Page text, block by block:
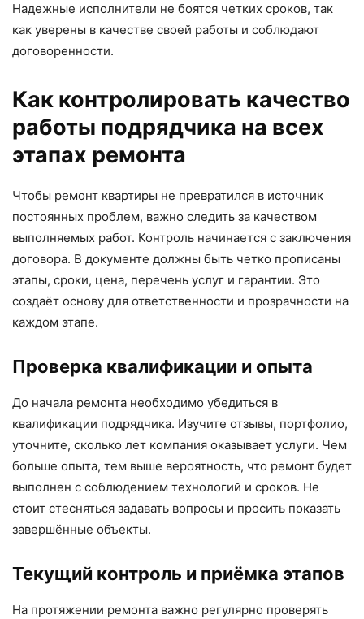
Надежные исполнители не боятся четких сроков, так
как уверены в качестве своей работы и соблюдают
договоренности.
Как контролировать качество
работы подрядчика на всех
этапах ремонта
Чтобы ремонт квартиры не превратился в источник
постоянных проблем, важно следить за качеством
выполняемых работ. Контроль начинается с заключения
договора. В документе должны быть четко прописаны
этапы, сроки, цена, перечень услуг и гарантии. Это
создаёт основу для ответственности и прозрачности на
каждом этапе.
Проверка квалификации и опыта
До начала ремонта необходимо убедиться в
квалификации подрядчика. Изучите отзывы, портфолио,
уточните, сколько лет компания оказывает услуги. Чем
больше опыта, тем выше вероятность, что ремонт будет
выполнен с соблюдением технологий и сроков. Не
стоит стесняться задавать вопросы и просить показать
завершённые объекты.
Текущий контроль и приёмка этапов
На протяжении ремонта важно регулярно проверять